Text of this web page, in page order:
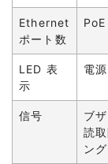
Ethernet
ポート数
PoE
LED 表
示
電
信号
ブ
読
ン